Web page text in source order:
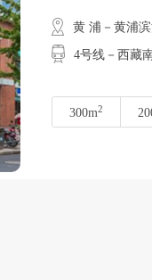
黄 浦－黄浦
4号线－西藏
300m2